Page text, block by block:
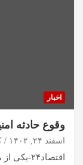
اخبار
وقوع حادثه
اسفند ۲۴, ۱۴۰۲